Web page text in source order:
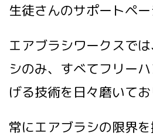
生徒さんのサポートペー
エアブラシワークスで
シのみ、すべてフリー
げる技術を日々磨いてお
常にエアブラシの限界